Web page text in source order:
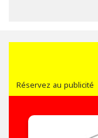
Réservez au publicité